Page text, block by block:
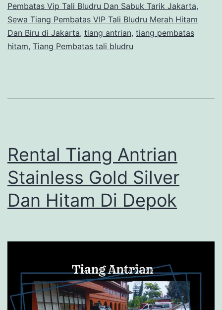
Pembatas Vip Tali Bludru Dan Sabuk Tarik Jakarta,
Sewa Tiang Pembatas VIP Tali Bludru Merah Hitam
Dan Biru di Jakarta, tiang antrian, tiang pembatas
hitam, Tiang Pembatas tali bludru
Rental Tiang Antrian
Stainless Gold Silver
Dan Hitam Di Depok